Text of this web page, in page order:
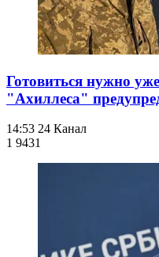
Готовиться нужно
"Ахиллеса"
14:53 24 Канал
1 9431